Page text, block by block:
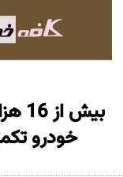
بيش
خودرو